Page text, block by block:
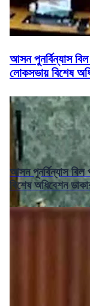
আসন পুনর্বিন্যাস
লোকসভায় বিশেষ
আসন পুনর্বিন্যাস
বিশেষ অধিবেশন